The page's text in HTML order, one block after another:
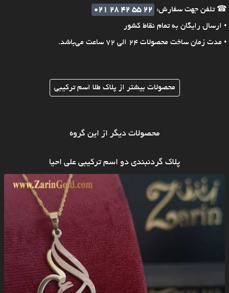
☎ تلفن جهت سفارش:
021 28 42 55 22
• ارسال رایگان به تمام نقاط کشور
• مدت زمان ساخت محصولات 24 الی 72 ساعت می‌باشد.
محصولات بیشتر از پلاک طلا اسم ترکیبی
محصولات دیگر از این گروه
پلاک گردنبندی دو اسم ترکیبی علی احیا